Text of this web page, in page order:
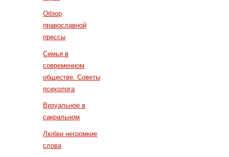
Обзор
православной
прессы
Семья в
современном
обществе. Советы
психолога
Визуальное в
сакральном
Любви негромкие
слова